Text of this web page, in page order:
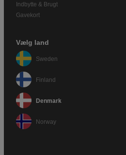
Indbytte & Brugt
Gavekort
Vælg land
Sweden
Finland
Denmark
Norway